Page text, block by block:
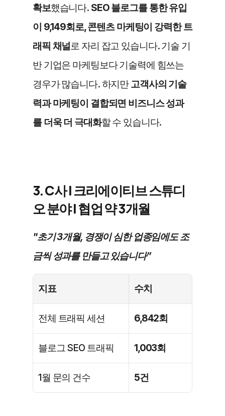
확보했습니다. SEO 블로그를 통한 유입
이 9,149회로, 콘텐츠 마케팅이 강력한 트
래픽 채널로 자리 잡고 있습니다. 기술 기
반 기업은 마케팅보다 기술력에 힘쓰는
경우가 많습니다. 하지만 고객사의 기술
력과 마케팅이 결합되면 비즈니스 성과
를 더욱 더 극대화할 수 있습니다.
3. C사 | 크리에이티브 스튜디
오 분야 | 협업 약 3개월
"초기 3개월, 경쟁이 심한 업종임에도 조
금씩 성과를 만들고 있습니다”
지표 수치
전체 트래픽 세션 6,842회
블로그 SEO 트래픽 1,003회
1월 문의 건수 5건